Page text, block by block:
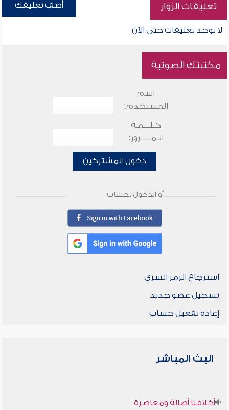
تعليقات الزوار أضف تعليقك
لا توجد تعليقات حتى الآن
مكتبتك الصوتية
اسم
المستخدم:
كـلـــمـة
الـمـــــرور:
دخول المشتركين
أو الدخول بحساب
استرجاع الرمز السري
تسجيل عضو جديد
إعادة تفعيل حساب
البث المباشر
أخلاقنا أصالة ومعاصرة